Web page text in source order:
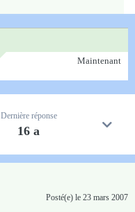
Maintenant
Dernière réponse
16 a
Posté(e) le 23 mars 2007